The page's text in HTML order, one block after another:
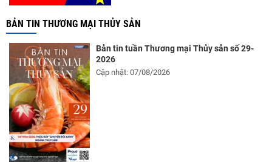
BẢN TIN THƯƠNG MẠI THỦY SẢN
Bản tin tuần Thương mại Thủy sản số 29-
2026
Cập nhật: 07/08/2026